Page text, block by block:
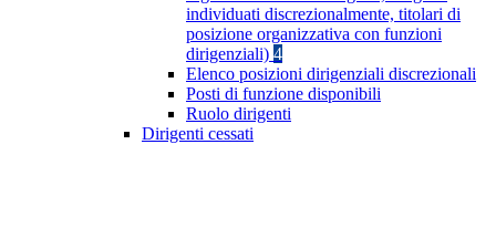
individuati discrezionalmente, titolari di
posizione organizzativa con funzioni
dirigenziali) 4
Elenco posizioni dirigenziali discrezionali
Posti di funzione disponibili
Ruolo dirigenti
Dirigenti cessati